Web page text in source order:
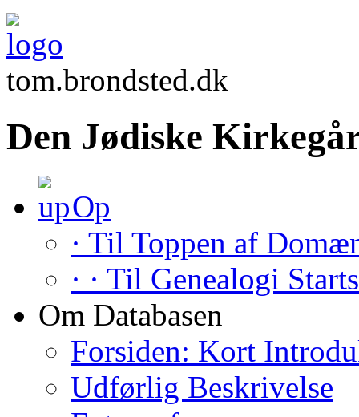
tom.brondsted.dk
Den Jødiske
Op
· Til Toppen af
· · Til Genealogi
Om Databasen
Forsiden: Kort
Udførlig Beskrivelse